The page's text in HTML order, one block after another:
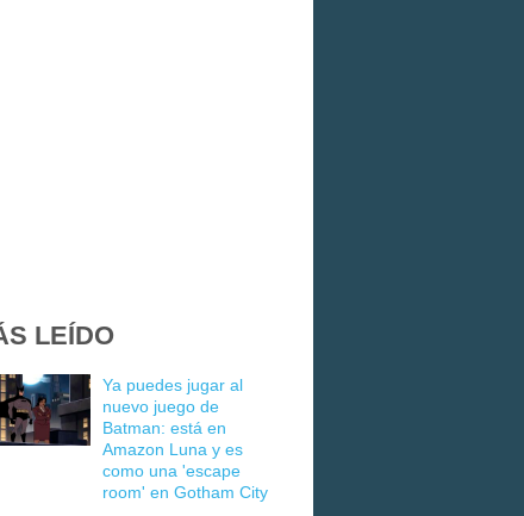
LEÍDO
Ya puedes jugar al
nuevo juego de
Batman: está en
Amazon Luna y es
como una 'escape
room' en Gotham City